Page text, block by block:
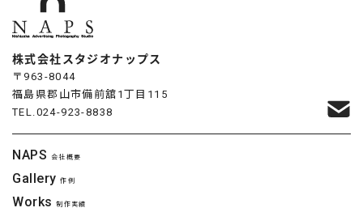
株式会社スタジオナップス
〒963-8044
福島県郡山市備前舘1丁目115
TEL. 024-923-8838
NAPS 会社概要
Gallery 作例
Works 制作実績